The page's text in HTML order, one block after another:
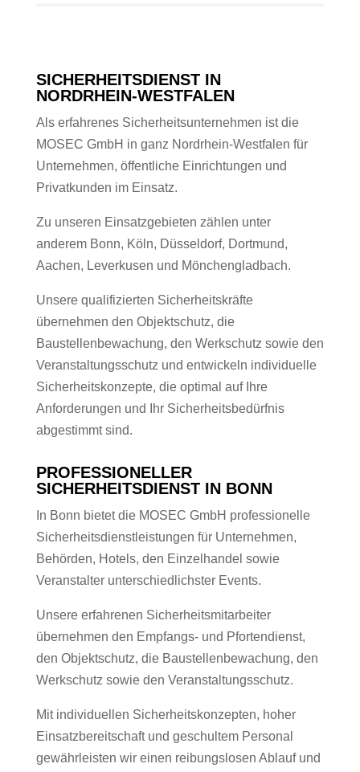
SICHERHEITSDIENST IN
NORDRHEIN-WESTFALEN
Als erfahrenes Sicherheitsunternehmen ist die
MOSEC GmbH in ganz Nordrhein-Westfalen für
Unternehmen, öffentliche Einrichtungen und
Privatkunden im Einsatz.
Zu unseren Einsatzgebieten zählen unter
anderem Bonn, Köln, Düsseldorf, Dortmund,
Aachen, Leverkusen und Mönchengladbach.
Unsere qualifizierten Sicherheitskräfte
übernehmen den Objektschutz, die
Baustellenbewachung, den Werkschutz sowie den
Veranstaltungsschutz und entwickeln individuelle
Sicherheitskonzepte, die optimal auf Ihre
Anforderungen und Ihr Sicherheitsbedürfnis
abgestimmt sind.
PROFESSIONELLER
SICHERHEITSDIENST IN BONN
In Bonn bietet die MOSEC GmbH professionelle
Sicherheitsdienstleistungen für Unternehmen,
Behörden, Hotels, den Einzelhandel sowie
Veranstalter unterschiedlichster Events.
Unsere erfahrenen Sicherheitsmitarbeiter
übernehmen den Empfangs- und Pfortendienst,
den Objektschutz, die Baustellenbewachung, den
Werkschutz sowie den Veranstaltungsschutz.
Mit individuellen Sicherheitskonzepten, hoher
Einsatzbereitschaft und geschultem Personal
gewährleisten wir einen reibungslosen Ablauf und